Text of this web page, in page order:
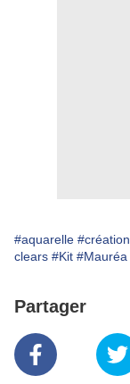
#aquarelle #création
clears #Kit #Mauréa
Partager